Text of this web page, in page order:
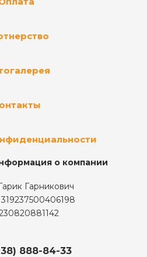
о компании
Гарникович
888-84-33